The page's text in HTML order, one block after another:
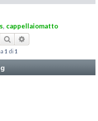
, cappellaiomatto
Cerca
1 di 1